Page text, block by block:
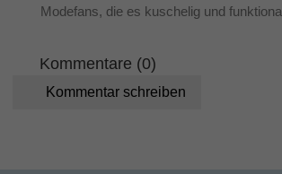
Modefans, die es kuschelig und
Kommentare (0)
Kommentar schreiben